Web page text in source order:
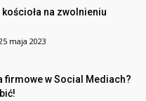
na zwolnieniu
maja 2023
firmowe w Social Mediach?